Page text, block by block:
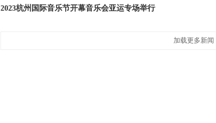
2023杭州国际音乐节开幕音乐会亚运专场举行
加载更多新闻